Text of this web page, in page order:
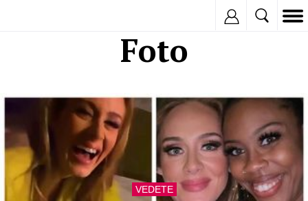
Foto
VEDETE